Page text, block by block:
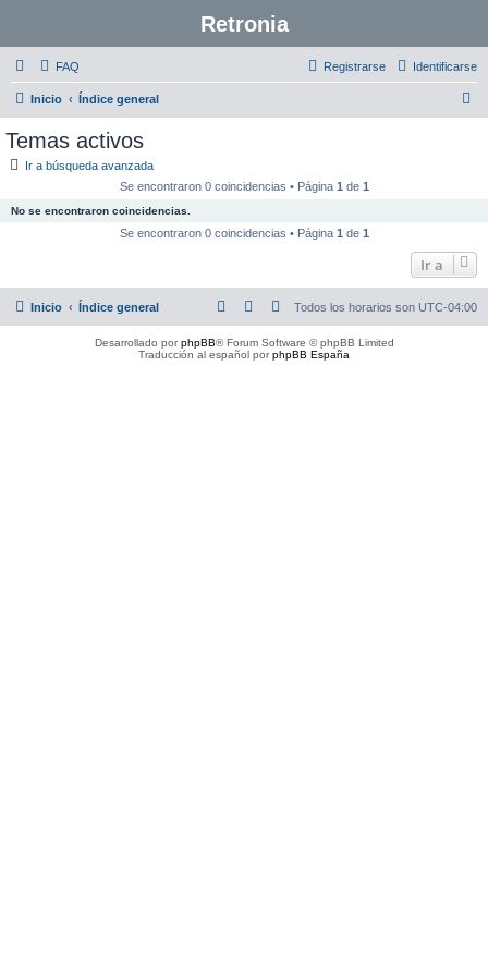
Retronia
FAQ Identificarse
Registrarse
Inicio Índice general
Temas activos
Ir a búsqueda avanzada
Se encontraron 0 coincidencias • Página 1 de 1
No se encontraron coincidencias.
Se encontraron 0 coincidencias • Página 1 de 1
Ir a
Inicio Índice general Todos los horarios son UTC-04:00
Desarrollado porphpBB® Forum Software © phpBB Limited
Traducción al español porphpBB España